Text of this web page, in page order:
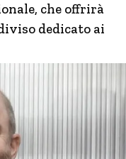
che offrirà
dedicato ai